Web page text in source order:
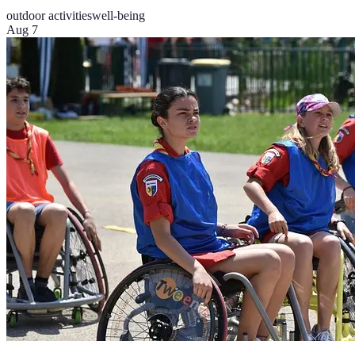
outdoor activitieswell-being
Aug 7